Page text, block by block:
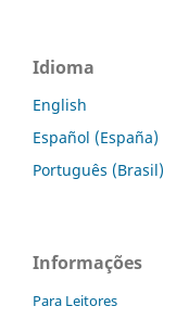
Idioma
English
Español (España)
Português (Brasil)
Informações
Para Leitores